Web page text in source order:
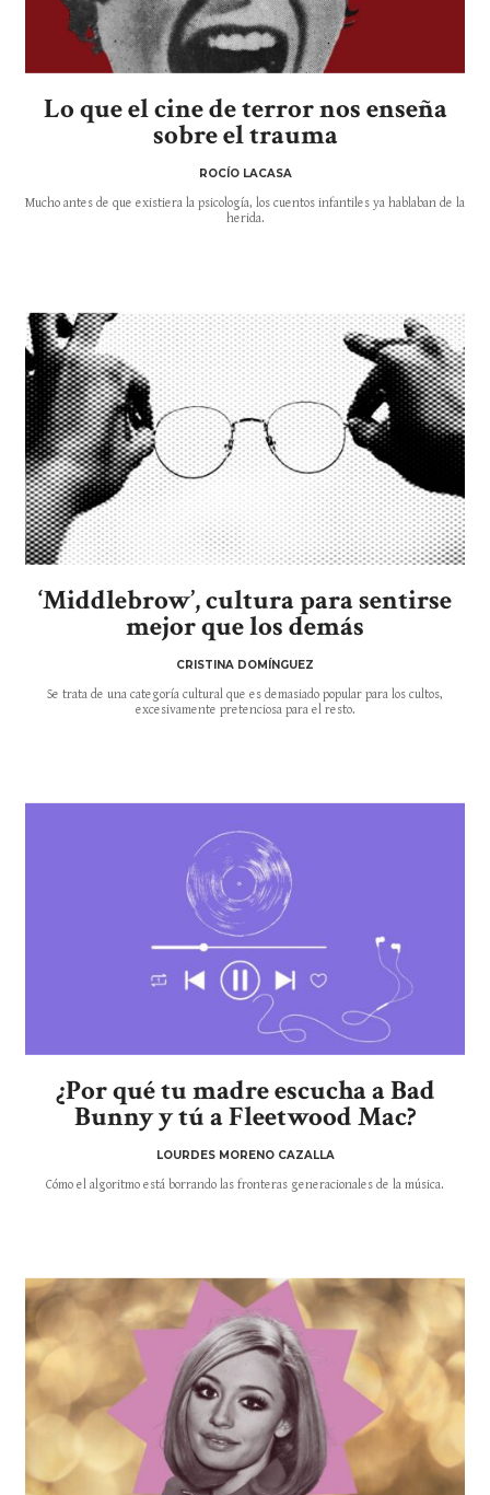
Lo que el cine de terror nos enseña
sobre el trauma
ROCÍO LACASA
Mucho antes de que existiera la psicología, los cuentos infantiles ya hablaban de la
herida.
‘Middlebrow’, cultura para sentirse
mejor que los demás
CRISTINA DOMÍNGUEZ
Se trata de una categoría cultural que es demasiado popular para los cultos,
excesivamente pretenciosa para el resto.
¿Por qué tu madre escucha a Bad
Bunny y tú a Fleetwood Mac?
LOURDES MORENO CAZALLA
Cómo el algoritmo está borrando las fronteras generacionales de la música.